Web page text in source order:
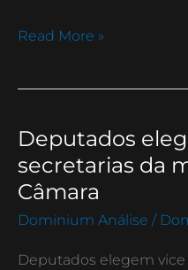
Read More »
Deputados
secretarias da
Câmara
Dominium Análise /
Deputados elegem
Deputados
elegem
vice
da